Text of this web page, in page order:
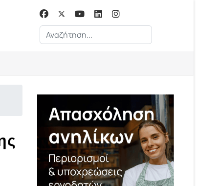
Αναζήτηση...